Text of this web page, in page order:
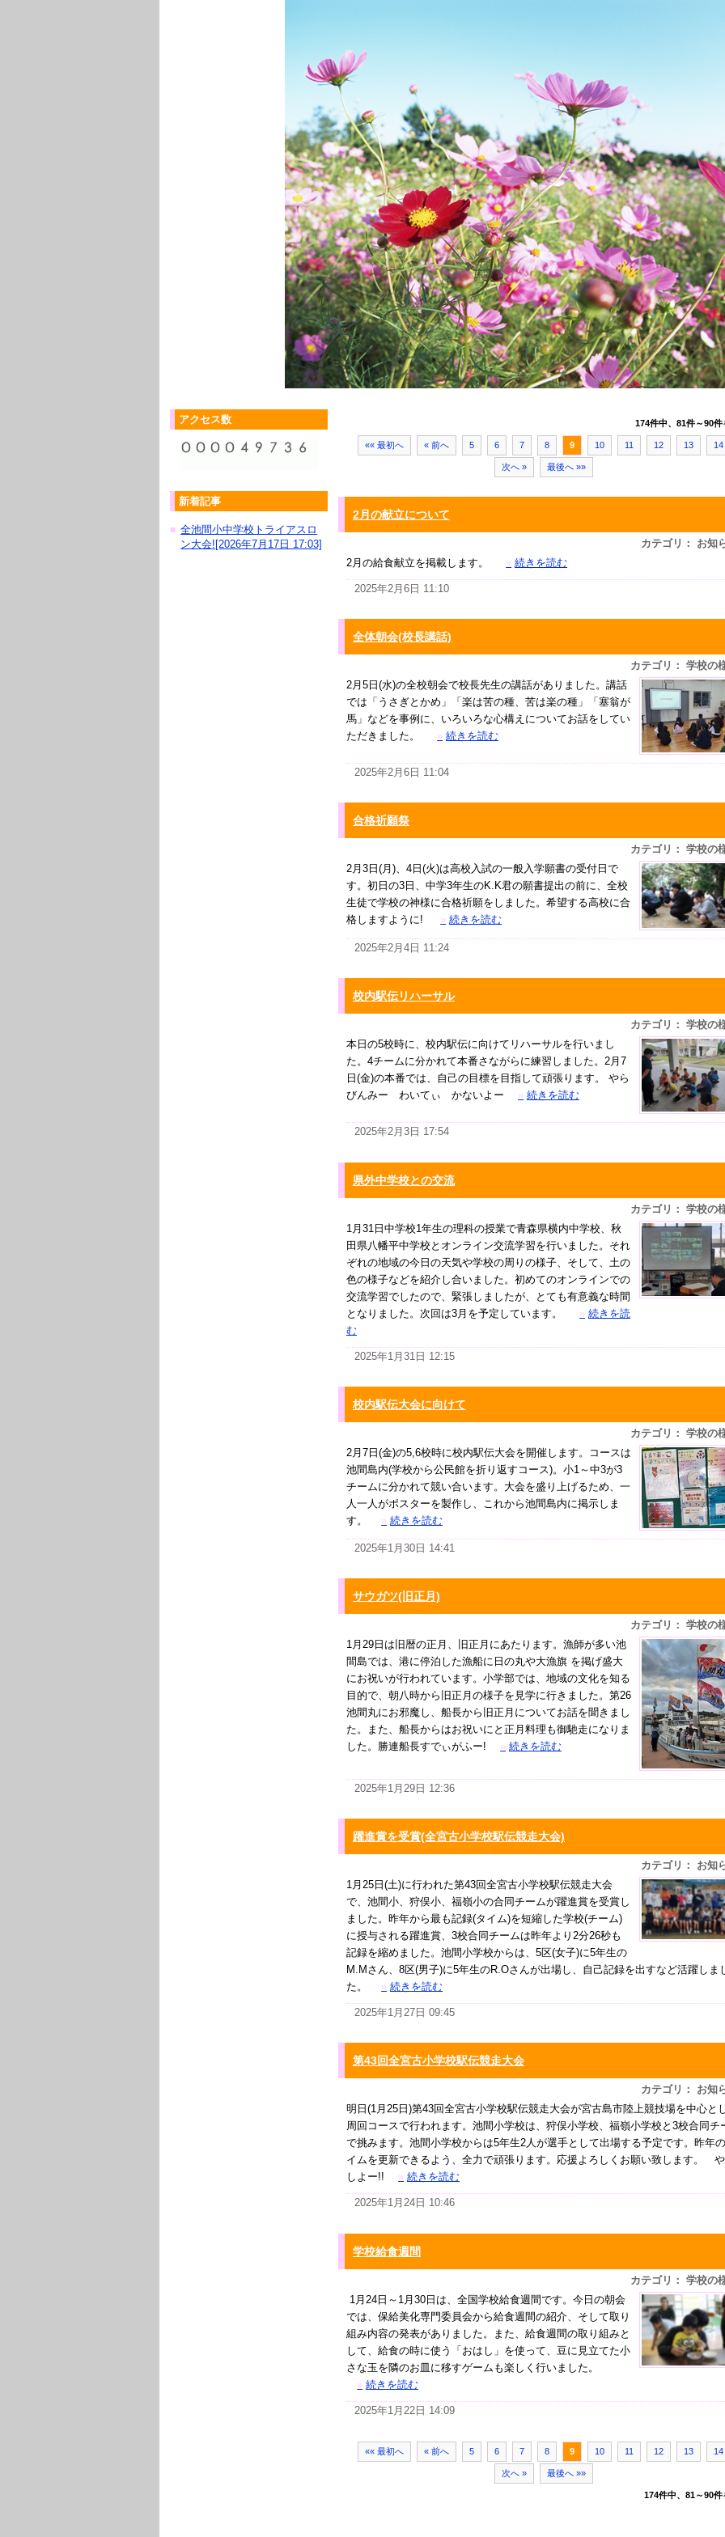
174件中、81件～90件
«« 最初へ « 前へ 5 6 7 8 9 10 11 12 13 14
次へ » 最後へ »»
2月の献立について
カテゴリ： お知
2月の給食献立を掲載します。
» 続きを読む
2025年2月6日 11:10
全体朝会(校長講話)
カテゴリ： 学校の
2月5日(水)の全校朝会で校長先生の講話がありました。講話
では「うさぎとかめ」「楽は苦の種、苦は楽の種」「塞翁が
馬」などを事例に、いろいろな心構えについてお話をしてい
ただきました。
» 続きを読む
2025年2月6日 11:04
合格祈願祭
カテゴリ： 学校の
2月3日(月)、4日(火)は高校入試の一般入学願書の受付日で
す。初日の3日、中学3年生のK.K君の願書提出の前に、全校
生徒で学校の神様に合格祈願をしました。希望する高校に合
格しますように!
» 続きを読む
2025年2月4日 11:24
校内駅伝リハーサル
カテゴリ： 学校の
本日の5校時に、校内駅伝に向けてリハーサルを行いまし
た。4チームに分かれて本番さながらに練習しました。2月7
日(金)の本番では、自己の目標を目指して頑張ります。 やら
びんみー わいてぃ かないよー
» 続きを読む
2025年2月3日 17:54
県外中学校との交流
カテゴリ： 学校の
1月31日中学校1年生の理科の授業で青森県横内中学校、秋
田県八幡平中学校とオンライン交流学習を行いました。それ
ぞれの地域の今日の天気や学校の周りの様子、そして、土の
色の様子などを紹介し合いました。初めてのオンラインでの
交流学習でしたので、緊張しましたが、とても有意義な時間
となりました。次回は3月を予定しています。
» 続きを読
む
2025年1月31日 12:15
校内駅伝大会に向けて
カテゴリ： 学校の
2月7日(金)の5,6校時に校内駅伝大会を開催します。コースは
池間島内(学校から公民館を折り返すコース)。小1～中3が3
チームに分かれて競い合います。大会を盛り上げるため、一
人一人がポスターを製作し、これから池間島内に掲示しま
す。
» 続きを読む
2025年1月30日 14:41
サウガツ(旧正月)
カテゴリ： 学校の
1月29日は旧暦の正月、旧正月にあたります。漁師が多い池
間島では、港に停泊した漁船に日の丸や大漁旗 を掲げ盛大
にお祝いが行われています。小学部では、地域の文化を知る
目的で、朝八時から旧正月の様子を見学に行きました。第26
池間丸にお邪魔し、船長から旧正月についてお話を聞きまし
た。また、船長からはお祝いにと正月料理も御馳走になりま
した。勝連船長すでぃがふー!
» 続きを読む
2025年1月29日 12:36
躍進賞を受賞(全宮古小学校駅伝競走大会)
カテゴリ： お知
1月25日(土)に行われた第43回全宮古小学校駅伝競走大会
で、池間小、狩俣小、福嶺小の合同チームが躍進賞を受賞し
ました。昨年から最も記録(タイム)を短縮した学校(チーム)
に授与される躍進賞、3校合同チームは昨年より2分26秒も
記録を縮めました。池間小学校からは、5区(女子)に5年生の
M.Mさん、8区(男子)に5年生のR.Oさんが出場し、自己記録を出すなど活躍しま
た。
» 続きを読む
2025年1月27日 09:45
第43回全宮古小学校駅伝競走大会
カテゴリ： お知
明日(1月25日)第43回全宮古小学校駅伝競走大会が宮古島市陸上競技場を中心と
周回コースで行われます。池間小学校は、狩俣小学校、福嶺小学校と3校合同チ
で挑みます。池間小学校からは5年生2人が選手として出場する予定です。昨年
イムを更新できるよう、全力で頑張ります。応援よろしくお願い致します。
しよー!!
» 続きを読む
2025年1月24日 10:46
学校給食週間
カテゴリ： 学校の
1月24日～1月30日は、全国学校給食週間です。今日の朝会
では、保給美化専門委員会から給食週間の紹介、そして取り
組み内容の発表がありました。また、給食週間の取り組みと
して、給食の時に使う「おはし」を使って、豆に見立てた小
さな玉を隣のお皿に移すゲームも楽しく行いました。
» 続きを読む
2025年1月22日 14:09
«« 最初へ « 前へ 5 6 7 8 9 10 11 12 13 14
次へ » 最後へ »»
174件中、81～90件
アクセス数
新着記事
■ 全池間小中学校トライアスロ
ン大会![2026年7月17日 17:03]